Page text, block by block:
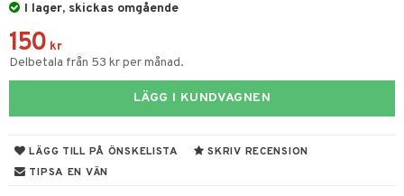
I lager, skickas omgående
150 kr
Delbetala från 53 kr per månad.
LÄGG I KUNDVAGNEN
LÄGG TILL PÅ ÖNSKELISTA
SKRIV RECENSION
TIPSA EN VÄN
& hals
naglar